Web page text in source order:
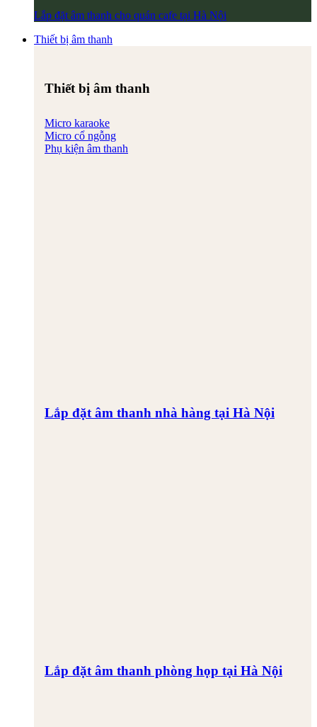
Lắp đặt âm thanh cho quán cafe tại Hà Nội
Thiết bị âm thanh
Thiết bị âm thanh
Micro karaoke
Micro cổ ngỗng
Phụ kiện âm thanh
Lắp đặt âm thanh nhà hàng tại Hà Nội
Lắp đặt âm thanh phòng họp tại Hà Nội